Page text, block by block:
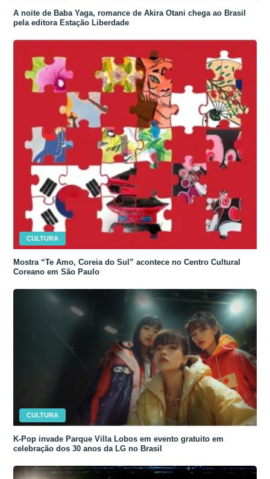
A noite de Baba Yaga, romance de Akira Otani chega ao Brasil
pela editora Estação Liberdade
CULTURA
Mostra “Te Amo, Coreia do Sul” acontece no Centro Cultural
Coreano em São Paulo
CULTURA
K-Pop invade Parque Villa Lobos em evento gratuito em
celebração dos 30 anos da LG no Brasil